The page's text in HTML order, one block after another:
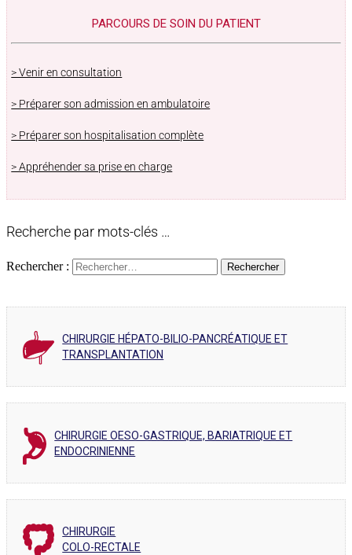
PARCOURS DE SOIN DU PATIENT
> Venir en consultation
> Préparer son admission en ambulatoire
> Préparer son hospitalisation complète
> Appréhender sa prise en charge
Recherche par mots-clés …
Rechercher :
CHIRURGIE HÉPATO-BILIO-PANCRÉATIQUE ET
TRANSPLANTATION
CHIRURGIE OESO-GASTRIQUE, BARIATRIQUE ET
ENDOCRINIENNE
CHIRURGIE
COLO-RECTALE